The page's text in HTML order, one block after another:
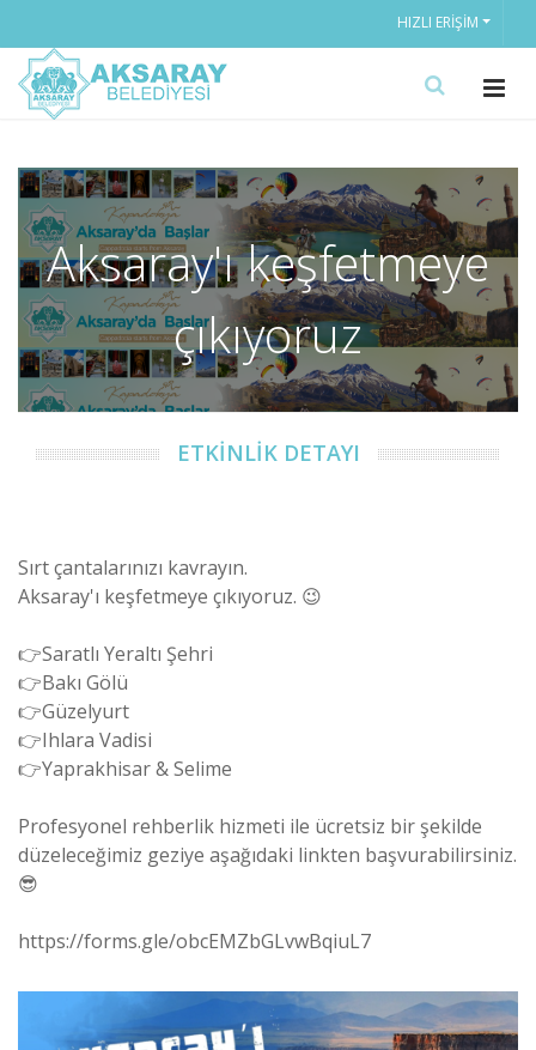
HIZLI ERIŞIM
Aksaray'ı keşfetmeye
çıkıyoruz
ETKİNLİK DETAYI
Sırt çantalarınızı kavrayın.
Aksaray'ı keşfetmeye çıkıyoruz. 😉
👉Saratlı Yeraltı Şehri
👉Bakı Gölü
👉Güzelyurt
👉Ihlara Vadisi
👉Yaprakhisar & Selime
Profesyonel rehberlik hizmeti ile ücretsiz bir şekilde
düzeleceğimiz geziye aşağıdaki linkten başvurabilirsiniz.
😎
https://forms.gle/obcEMZbGLvwBqiuL7